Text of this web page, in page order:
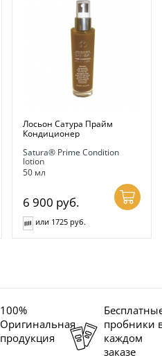
Лосьон Сатура Прайм
Кондиционер
Satura® Prime Condition
lotion
50 мл
6 900 руб.
или 1725 руб.
100%
Оригинальная
продукция
пробники
каждом
заказе